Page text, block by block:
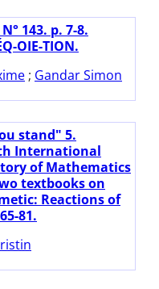
143. p. 7-8.
OIE-TION.
; Gandar Simon
stand" 5.
International
of Mathematics
textbooks on
Reactions of
81.